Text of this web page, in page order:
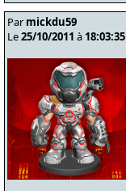
Par mickdu59
Le25/10/2011 à 18:03:35